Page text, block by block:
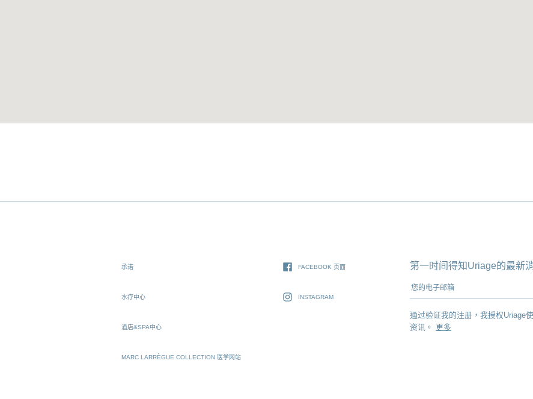
承诺
水疗中心
酒店&SPA中心
MARC LARRÈGUE COLLECTION 医学网站
FACEBOOK 页面
INSTAGRAM
第一时间得知Uriage的最新
您的电子邮箱
通过验证我的注册，我授权Uriage
资讯。 更多